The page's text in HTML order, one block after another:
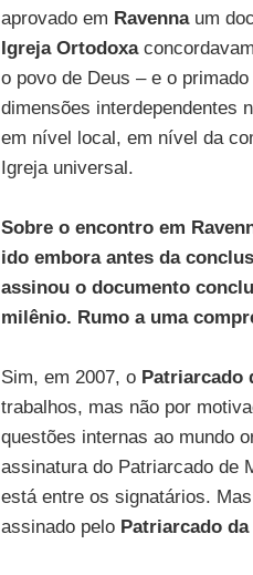
aprovado em Ravennaum
Igreja Ortodoxa
o povo de Deus – e o
dimensões interdependentes
em nível local, em nível da
Igreja universal.
Sobre o encontro em
ido embora antes da
assinou o documento
milênio. Rumo a uma
Sim, em 2007, o Patriarcado
trabalhos, mas não por
questões internas ao mundo
assinatura do Patriarcado de
está entre os signatários.
assinado pelo Patriarcado